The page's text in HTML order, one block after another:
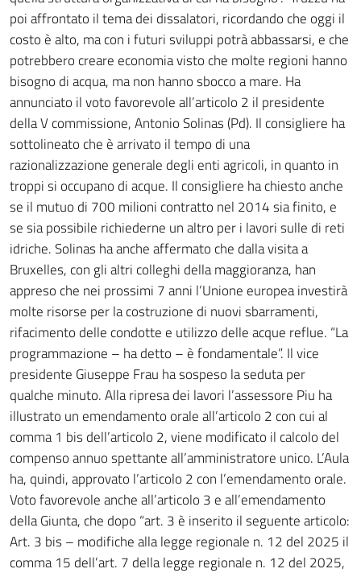
poi affrontato il tema dei dissalatori, ricordando che oggi il
costo è alto, ma con i futuri sviluppi potrà abbassarsi, e che
potrebbero creare economia visto che molte regioni hanno
bisogno di acqua, ma non hanno sbocco a mare. Ha
annunciato il voto favorevole all’articolo 2 il presidente
della V commissione, Antonio Solinas (Pd). Il consigliere ha
sottolineato che è arrivato il tempo di una
razionalizzazione generale degli enti agricoli, in quanto in
troppi si occupano di acque. Il consigliere ha chiesto anche
se il mutuo di 700 milioni contratto nel 2014 sia finito, e
se sia possibile richiederne un altro per i lavori sulle di reti
idriche. Solinas ha anche affermato che dalla visita a
Bruxelles, con gli altri colleghi della maggioranza, han
appreso che nei prossimi 7 anni l’Unione europea investirà
molte risorse per la costruzione di nuovi sbarramenti,
rifacimento delle condotte e utilizzo delle acque reflue. “La
programmazione – ha detto – è fondamentale”. Il vice
presidente Giuseppe Frau ha sospeso la seduta per
qualche minuto. Alla ripresa dei lavori l’assessore Piu ha
illustrato un emendamento orale all’articolo 2 con cui al
comma 1 bis dell’articolo 2, viene modificato il calcolo del
compenso annuo spettante all’amministratore unico. L’Aula
ha, quindi, approvato l’articolo 2 con l’emendamento orale.
Voto favorevole anche all’articolo 3 e all’emendamento
della Giunta, che dopo “art. 3 è inserito il seguente articolo:
Art. 3 bis – modifiche alla legge regionale n. 12 del 2025 il
comma 15 dell’art. 7 della legge regionale n. 12 del 2025,